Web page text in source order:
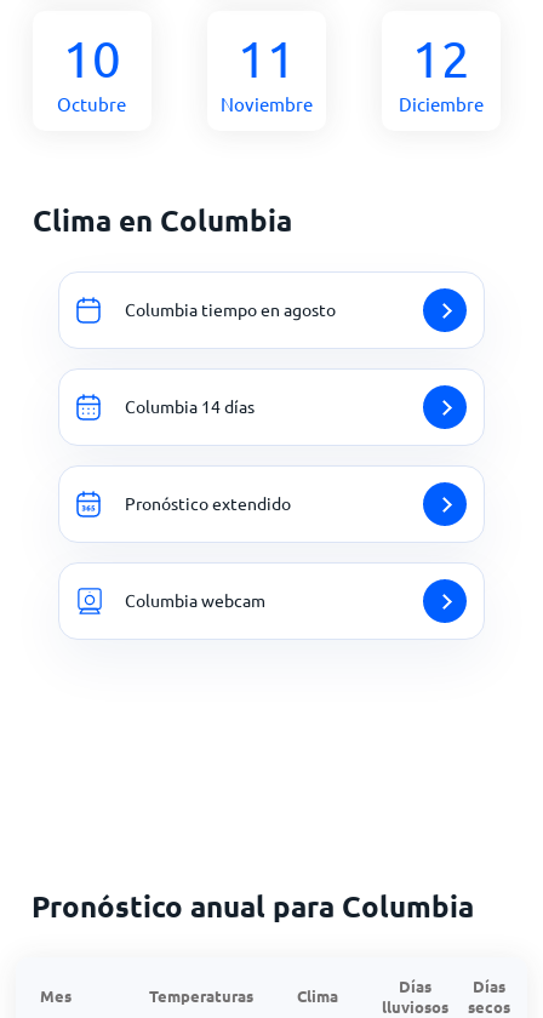
10
Octubre
11
Noviembre
12
Diciembre
Clima en Columbia
Columbia tiempo en agosto
Columbia 14 días
Pronóstico extendido
Columbia webcam
Pronóstico anual para Columbia
Mes Temperaturas Clima
Días
lluviosos
Días
secos